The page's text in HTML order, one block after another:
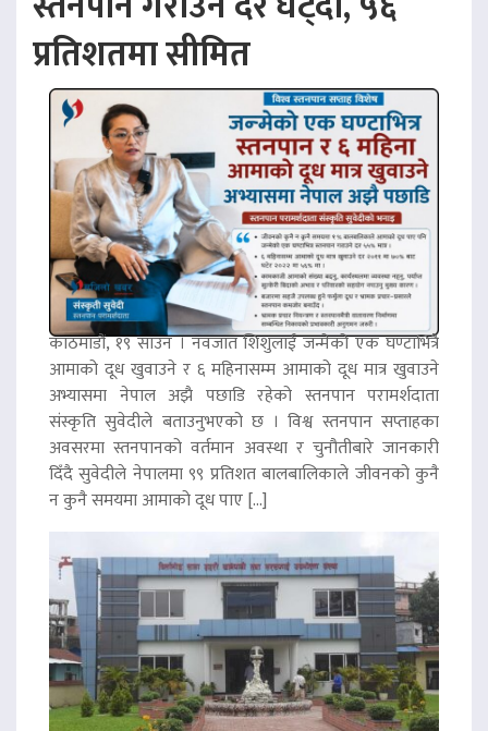
प्रतिशतमा सीमित
काठमाडौं, १९ साउन । नवजात शिशुलाई जन्मेको एक घण्टाभित्रै
आमाको दूध खुवाउने र ६ महिनासम्म आमाको दूध मात्र खुवाउने
अभ्यासमा नेपाल अझै पछाडि रहेको स्तनपान परामर्शदाता
संस्कृति सुवेदीले बताउनुभएको छ । विश्व स्तनपान सप्ताहका
अवसरमा स्तनपानको वर्तमान अवस्था र चुनौतीबारे जानकारी
दिँदै सुवेदीले नेपालमा ९९ प्रतिशत बालबालिकाले जीवनको कुनै
न कुनै समयमा आमाको दूध पाए […]